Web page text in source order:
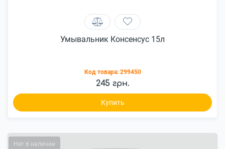
Умывальник Консенсус 15л
Код товара: 299450
245 грн.
Купить
Нет в наличии